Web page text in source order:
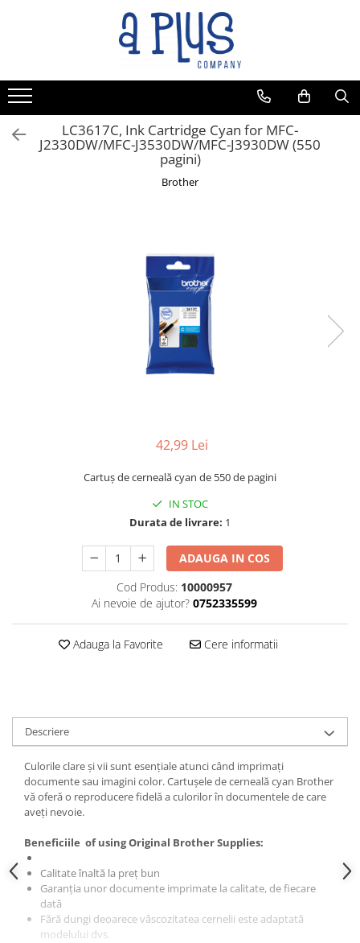
LC3617C, Ink Cartridge Cyan for MFC-
J2330DW/MFC-J3530DW/MFC-J3930DW (550
pagini)
Brother
42,99 Lei
Cartuș de cerneală cyan de 550 de pagini
IN STOC
Durata de livrare: 1
ADAUGA IN COS
Cod Produs: 10000957
Ai nevoie de ajutor? 0752335599
Adauga la Favorite Cere informatii
Descriere
Culorile clare și vii sunt esențiale atunci când imprimați
documente sau imagini color. Cartușele de cerneală cyan Brother
vă oferă o reproducere fidelă a culorilor în documentele de care
aveți nevoie.
Beneficiile of using Original Brother Supplies:
Calitate înaltă la preț bun
Garanția unor documente imprimate la calitate, de fiecare
dată
Fără dungi deoarece vâscozitatea cernelii este adaptată
modelului dvs.